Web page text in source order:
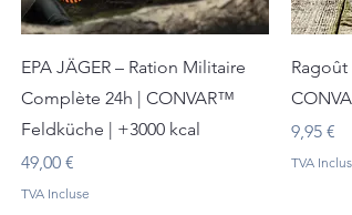
Aperçu rapide
EPA JÄGER – Ration Militaire
Complète 24h | CONVAR™
Feldküche | +3000 kcal
Prix
49,00 €
TVA Incluse
Prix
9,95 €
TVA